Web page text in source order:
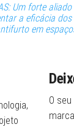
Um forte aliado
a eficácia dos
em
O